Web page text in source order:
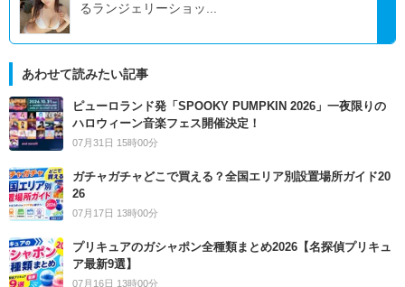
るランジェリーショッ...
あわせて読みたい記事
ピューロランド発「SPOOKY PUMPKIN 2026」一夜限りの
ハロウィーン音楽フェス開催決定！
07月31日 15時00分
ガチャガチャどこで買える？全国エリア別設置場所ガイド20
26
07月17日 13時00分
プリキュアのガシャポン全種類まとめ2026【名探偵プリキュ
ア最新9選】
07月16日 13時00分